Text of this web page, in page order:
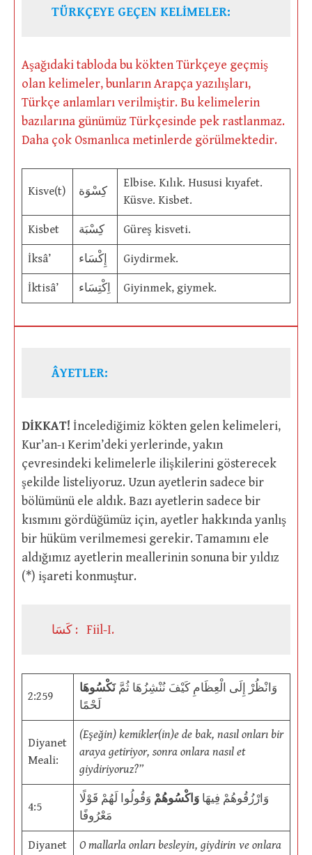
TÜRKÇEYE GEÇEN KELİMELER:
Aşağıdaki tabloda bu kökten Türkçeye geçmiş
olan kelimeler, bunların Arapça yazılışları,
Türkçe anlamları verilmiştir. Bu kelimelerin
bazılarına günümüz Türkçesinde pek rastlanmaz.
Daha çok Osmanlıca metinlerde görülmektedir.
Kisve(t) كِسْوَة
Elbise. Kılık. Hususi kıyafet.
Küsve. Kisbet.
Kisbet كِسْبَة Güreş kisveti.
İksâ’ إِكْسَاء Giydirmek.
İktisâ’ اِكْتِسَاء Giyinmek, giymek.
ÂYETLER:
DİKKAT! İncelediğimiz kökten gelen kelimeleri,
Kur’an-ı Kerim’deki yerlerinde, yakın
çevresindeki kelimelerle ilişkilerini gösterecek
şekilde listeliyoruz. Uzun ayetlerin sadece bir
bölümünü ele aldık. Bazı ayetlerin sadece bir
kısmını gördüğümüz için, ayetler hakkında yanlış
bir hüküm verilmemesi gerekir. Tamamını ele
aldığımız ayetlerin meallerinin sonuna bir yıldız
(*) işareti konmuştur.
كَسَا : Fiil-I.
2:259
وَانْظُرْ إِلَى الْعِظَامِ كَيْفَ نُنْشِزُهَا ثُمَّنَكْسُوهَا
لَحْمًا
Diyanet
Meali:
(Eşeğin) kemikler(in)e de bak, nasıl onları bir
araya getiriyor, sonra onlara nasıl et
giydiriyoruz?”
4:5
وَارْزُقُوهُمْ فِيهَا وَاكْسُوهُمْ وَقُولُوا لَهُمْ قَوْلًا
مَعْرُوفًا
Diyanet
O mallarla onları besleyin, giydirin ve onlara